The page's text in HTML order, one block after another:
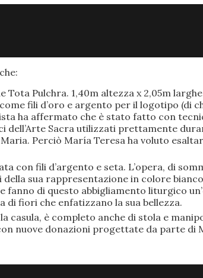
Tota Pulchra. 1,40m altezza x 2,05m
fili d’oro e argento per il logotipo (di
ha affermato che è stato fatto con
dell’Arte Sacra utilizzati prettamente
Perciò María Teresa ha voluto
con fili d’argento e seta. L’opera, di
sua rappresentazione in colore
fanno di questo abbigliamento liturgico
di fiori che enfatizzano la sua bellezza.
casula, è completo anche di stola e
nuove donazioni progettate da parte di